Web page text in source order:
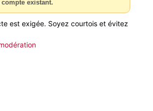
existant.
est exigée. Soyez courtois et évitez